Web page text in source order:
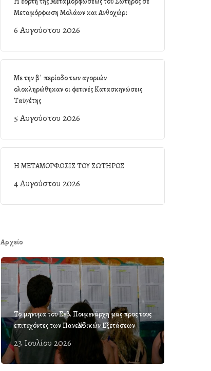
Μεταμόρφωση Μολάων και Ανθοχώρι
6 Αυγούστου 2026
Με την β΄ περίοδο των αγοριών
ολοκληρώθηκαν οι φετινές Κατασκηνώσεις
Ταϋγέτης
5 Αυγούστου 2026
Η ΜΕΤΑΜΟΡΦΩΣΙΣ ΤΟΥ ΣΩΤΗΡΟΣ
4 Αυγούστου 2026
Αρχείο
Το μήνυμα του Σεβ. Ποιμενάρχη μας προς τους
επιτυχόντες των Πανελλαδικών Εξετάσεων
23 Ιουλίου 2026